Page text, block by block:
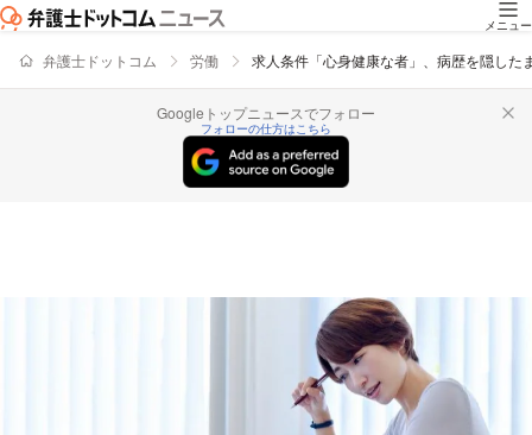
メニュー
弁護士ドットコム 労働 求人条件「心身健康な者」、病歴を隠した
Googleトップニュースでフォロー
フォローの仕方はこちら